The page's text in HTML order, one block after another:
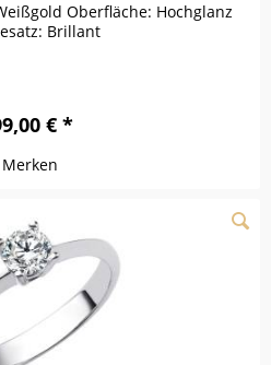
Oberfläche: Hochglanz
Brillant
€ *
Merken